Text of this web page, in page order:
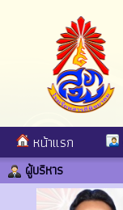
หน้าแรก
ผู้บริหาร